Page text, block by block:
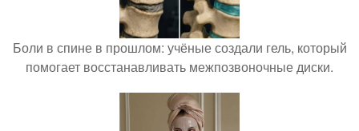
Боли в спине в прошлом: учёные создали гель, который
помогает восстанавливать межпозвоночные диски.